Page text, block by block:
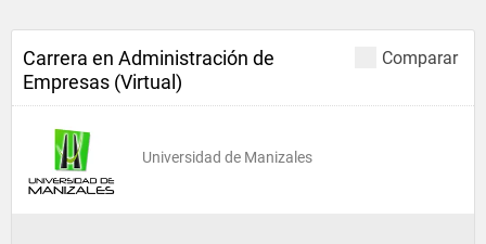
Comparar
Carrera en Administración de
Empresas (Virtual)
Universidad de Manizales